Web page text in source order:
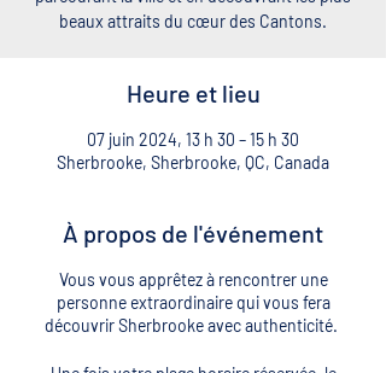
beaux attraits du cœur des Cantons.
Heure et lieu
07 juin 2024, 13 h 30 – 15 h 30
Sherbrooke, Sherbrooke, QC, Canada
À propos de l'événement
Vous vous apprêtez à rencontrer une
personne extraordinaire qui vous fera
découvrir Sherbrooke avec authenticité.